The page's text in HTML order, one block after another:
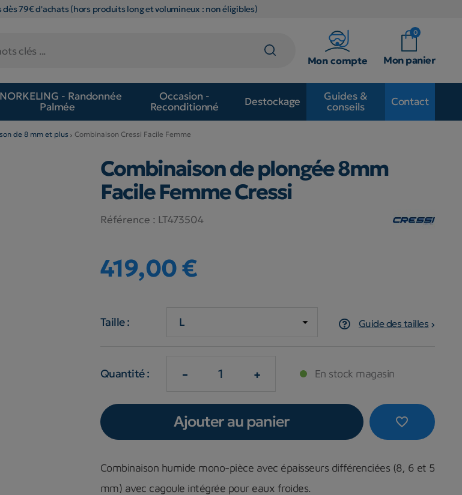
79€ d'achats (hors produits long et volumineux : non éligibles)
Mon compte
0
Mon panier
- Randonnée
Palmée
Occasion -
Reconditionné
Destockage
Guides &
conseils
Contact
de 8 mm et plus Combinaison Cressi Facile Femme
Combinaison de plongée 8mm
Facile Femme Cressi
Référence : LT473504
419,00 €
Taille : Guide des tailles
Quantité : - + En stock magasin
favorite_border
Ajouter au panier
Combinaison humide mono-pièce avec épaisseurs différenciées (8, 6 et 5
mm) avec cagoule intégrée pour eaux froides.